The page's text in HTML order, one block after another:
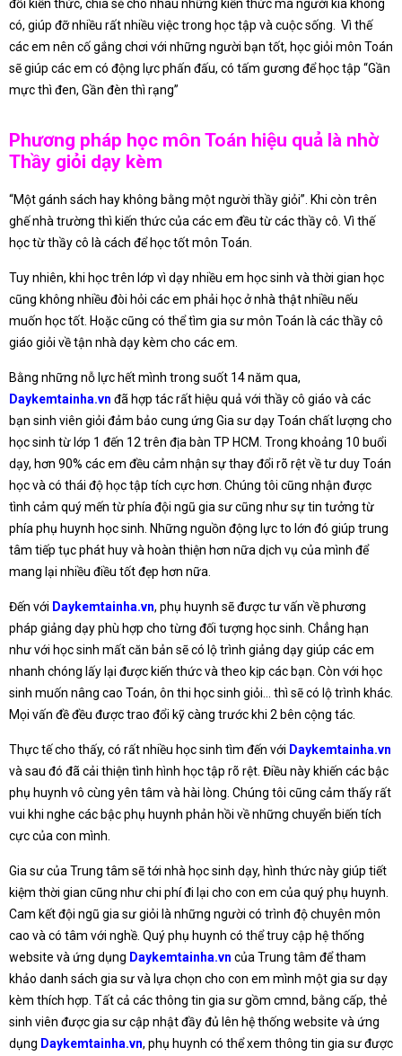
đổi kiến thức, chia sẻ cho nhau những kiến thức mà người kia không
có, giúp đỡ nhiều rất nhiều việc trong học tập và cuộc sống. Vì thế
các em nên cố gắng chơi với những người bạn tốt, học giỏi môn Toán
sẽ giúp các em có động lực phấn đấu, có tấm gương để học tập “Gần
mực thì đen, Gần đèn thì rạng”
Phương pháp học môn Toán hiệu quả là nhờ
Thầy giỏi dạy kèm
“Một gánh sách hay không bằng một người thầy giỏi”. Khi còn trên
ghế nhà trường thì kiến thức của các em đều từ các thầy cô. Vì thế
học từ thầy cô là cách để học tốt môn Toán.
Tuy nhiên, khi học trên lớp vì dạy nhiều em học sinh và thời gian học
cũng không nhiều đòi hỏi các em phải học ở nhà thật nhiều nếu
muốn học tốt. Hoặc cũng có thể tìm gia sư môn Toán là các thầy cô
giáo giỏi về tận nhà dạy kèm cho các em.
Bằng những nỗ lực hết mình trong suốt 14 năm qua,
Daykemtainha.vn đã hợp tác rất hiệu quả với thầy cô giáo và các
bạn sinh viên giỏi đảm bảo cung ứng Gia sư dạy Toán chất lượng cho
học sinh từ lớp 1 đến 12 trên địa bàn TP HCM. Trong khoảng 10 buổi
dạy, hơn 90% các em đều cảm nhận sự thay đổi rõ rệt về tư duy Toán
học và có thái độ học tập tích cực hơn. Chúng tôi cũng nhận được
tình cảm quý mến từ phía đội ngũ gia sư cũng như sự tin tưởng từ
phía phụ huynh học sinh. Những nguồn động lực to lớn đó giúp trung
tâm tiếp tục phát huy và hoàn thiện hơn nữa dịch vụ của mình để
mang lại nhiều điều tốt đẹp hơn nữa.
Đến với Daykemtainha.vn, phụ huynh sẽ được tư vấn về phương
pháp giảng dạy phù hợp cho từng đối tượng học sinh. Chẳng hạn
như với học sinh mất căn bản sẽ có lộ trình giảng dạy giúp các em
nhanh chóng lấy lại được kiến thức và theo kịp các bạn. Còn với học
sinh muốn nâng cao Toán, ôn thi học sinh giỏi… thì sẽ có lộ trình khác.
Mọi vấn đề đều được trao đổi kỹ càng trước khi 2 bên cộng tác.
Thực tế cho thấy, có rất nhiều học sinh tìm đến với Daykemtainha.vn
và sau đó đã cải thiện tình hình học tập rõ rệt. Điều này khiến các bậc
phụ huynh vô cùng yên tâm và hài lòng. Chúng tôi cũng cảm thấy rất
vui khi nghe các bậc phụ huynh phản hồi về những chuyển biến tích
cực của con mình.
Gia sư của Trung tâm sẽ tới nhà học sinh dạy, hình thức này giúp tiết
kiệm thời gian cũng như chi phí đi lại cho con em của quý phụ huynh.
Cam kết đội ngũ gia sư giỏi là những người có trình độ chuyên môn
cao và có tâm với nghề. Quý phụ huynh có thể truy cập hệ thống
website và ứng dụng Daykemtainha.vn của Trung tâm để tham
khảo danh sách gia sư và lựa chọn cho con em mình một gia sư dạy
kèm thích hợp. Tất cả các thông tin gia sư gồm cmnd, bằng cấp, thẻ
sinh viên được gia sư cập nhật đầy đủ lên hệ thống website và ứng
dụng Daykemtainha.vn, phụ huynh có thể xem thông tin gia sư được